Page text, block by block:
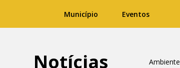
Município Eventos
Notícias Ambiente